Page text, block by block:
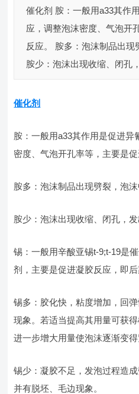
催化剂 胺：一般用a33其作
应，调整泡沫密度、气泡开
反应。 胺多：泡沫制品出现
胺少：泡沫出现收缩、闭孔
催化剂
胺：一般用a33其作用是促进异
密度、气泡开孔率等，主要是促
胺多：泡沫制品出现劈裂，泡
胺少：泡沫出现收缩、闭孔，发
锡：一般用辛酸亚锡t-9;t-19是
剂，主要是促进凝胶反应，即后
锡多：胶化快，粘度增加，回
现象。若适当提高其用量可获
进一步增大用量使泡沫逐渐变
锡少：凝胶不足，发泡过程造
并有脱坯、毛边现象。